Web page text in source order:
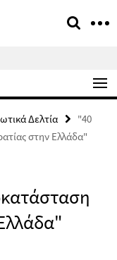
Δελτία
"40
στην Ελλάδα"